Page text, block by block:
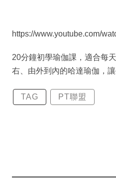
https://www.youtube.com/
20分鐘初學瑜伽課，適合每
右、由外到內的哈達瑜伽，讓
TAG PT聯盟